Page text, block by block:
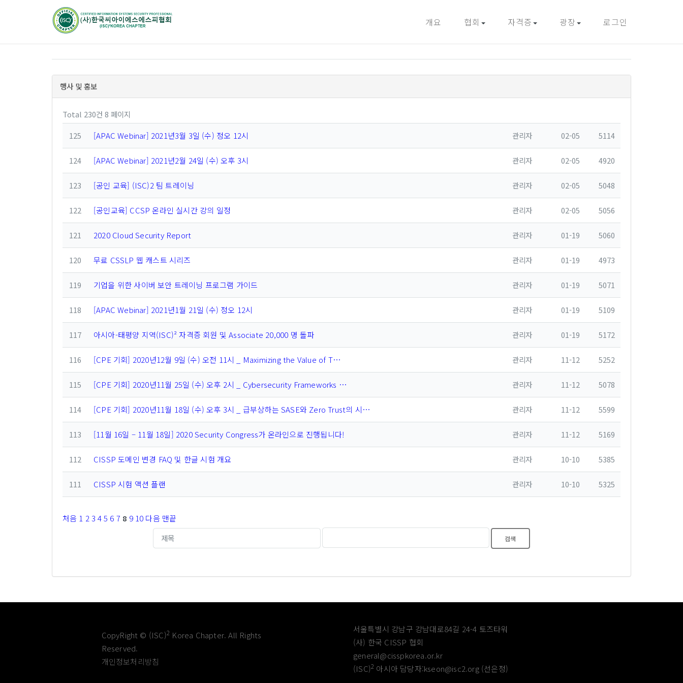
개요 협회 자격증 광장 로그인
행사 및 홍보
Total 230건 8 페이지
125
[APAC Webinar] 2021년3월 3일 (수) 정오 12시 관리자 02-05 5114
124 [APAC Webinar] 2021년2월 24일 (수) 오후 3시 관리자 02-05 4920
123 [공인 교육] (ISC)2 팀 트레이닝 관리자 02-05 5048
122 [공인교육] CCSP 온라인 실시간 강의 일정 관리자 02-05 5056
121 2020 Cloud Security Report 관리자 01-19 5060
120 무료 CSSLP 웹 캐스트 시리즈 관리자 01-19 4973
119 기업을 위한 사이버 보안 트레이닝 프로그램 가이드 관리자 01-19 5071
118 [APAC Webinar] 2021년1월 21일 (수) 정오 12시 관리자 01-19 5109
117 아시아-태평양 지역(ISC)² 자격증 회원 및 Associate 20,000 명 돌파 관리자 01-19 5172
116 [CPE 기회] 2020년12월 9일 (수) 오전 11시 _ Maximizing the Value of T… 관리자 11-12 5252
115 [CPE 기회] 2020년11월 25일 (수) 오후 2시 _ Cybersecurity Frameworks … 관리자 11-12 5078
114 [CPE 기회] 2020년11월 18일 (수) 오후 3시 _ 급부상하는 SASE와 Zero Trust의 시… 관리자 11-12 5599
113 [11월 16일 – 11월 18일] 2020 Security Congress가 온라인으로 진행됩니다! 관리자 11-12 5169
112 CISSP 도메인 변경 FAQ 및 한글 시험 개요 관리자 10-10 5385
111 CISSP 시험 액션 플랜 관리자 10-10 5325
처음 1 2 3 4 5 6 7 8 9 10 다음 맨끝
CopyRight © (ISC)2 Korea Chapter. All Rights
Reserved.
개인정보처리방침
서울특별시 강남구 강남대로84길 24-4 토즈타워
(사) 한국 CISSP 협회
general@cisspkorea.or.kr
(ISC)2 아시아 담당자:kseon@isc2.org (선은정)